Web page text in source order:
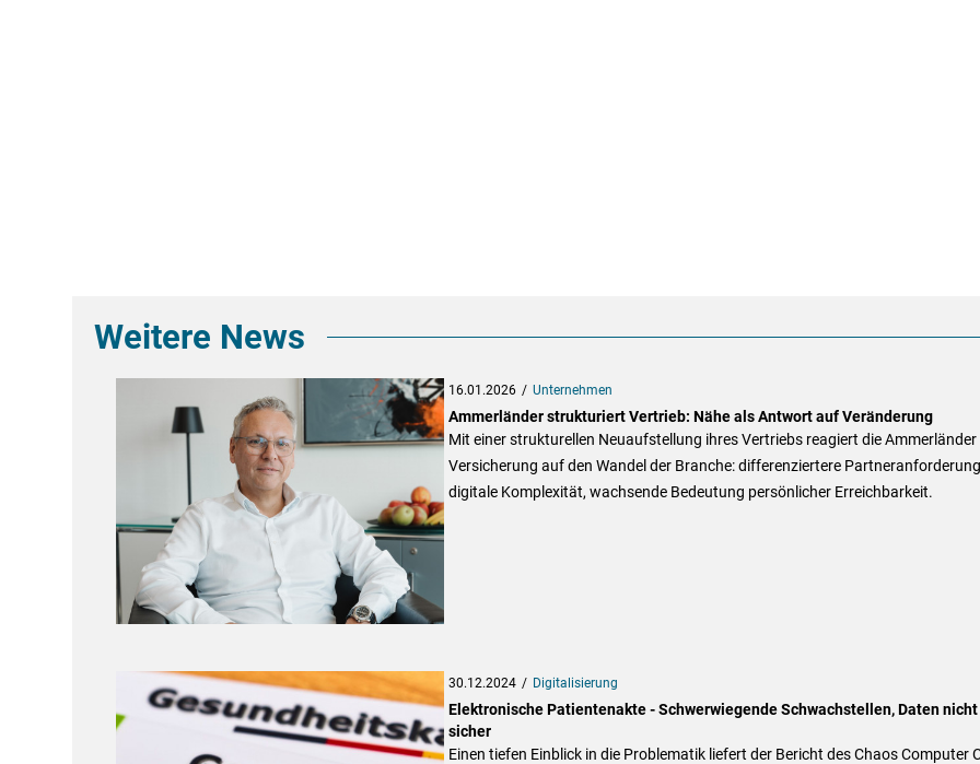
Weitere News
16.01.2026 Unternehmen
Ammerländer strukturiert Vertrieb: Nähe als Antwort auf Veränderung
Mit einer strukturellen Neuaufstellung ihres Vertriebs reagiert die Ammerländer
Versicherung auf den Wandel der Branche: differenziertere
digitale Komplexität, wachsende Bedeutung persönlicher Erreichbarkeit.
30.12.2024 Digitalisierung
Elektronische Patientenakte - Schwerwiegende Schwachstellen, Daten nicht
sicher
Einen tiefen Einblick in die Problematik liefert der Bericht des Chaos Computer